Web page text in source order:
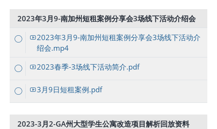
2023年3月9-南加州短租案例分享会3场线下活动介绍会
2023年3月9-南加州短租案例分享会3场线下活动介
绍会.mp4
2023春季-3场线下活动简介.pdf
3月9日短租案例.pdf
2023-3月2-GA州大型学生公寓改造项目解析回放资料